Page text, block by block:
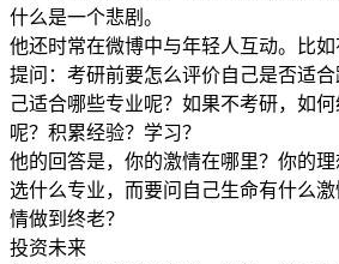
什么是一个悲剧。
他还时常在微博中与年轻人互动。比
提问：考研前要怎么评价自己是否适
己适合哪些专业呢？如果不考研，如
呢？积累经验？学习？
他的回答是，你的激情在哪里？你的
选什么专业，而要问自己生命有什么
情做到终老？
投资未来